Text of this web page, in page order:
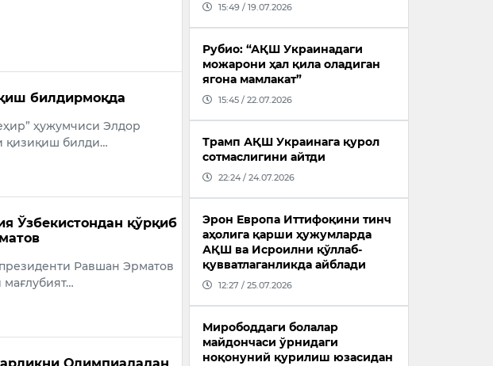
билдирмоқда
ҳужумчиси Элдор
қизиқиш билди…
Ўзбекистондан қўрқиб
Равшан Эрматов
15:49 / 19.07.2026
Рубио: “АҚШ Украинадаги
можарони ҳал қила оладиган
ягона мамлакат”
15:45 / 22.07.2026
Трамп АҚШ Украинага қурол
сотмаслигини айтди
22:24 / 24.07.2026
Эрон Европа Иттифоқини тинч
аҳолига қарши ҳужумларда
АҚШ ва Исроилни қўллаб-
қувватлаганликда айблади
12:27 / 25.07.2026
Мирободдаги болалар
майдончаси ўрнидаги
ноқонуний қурилиш юзасидан